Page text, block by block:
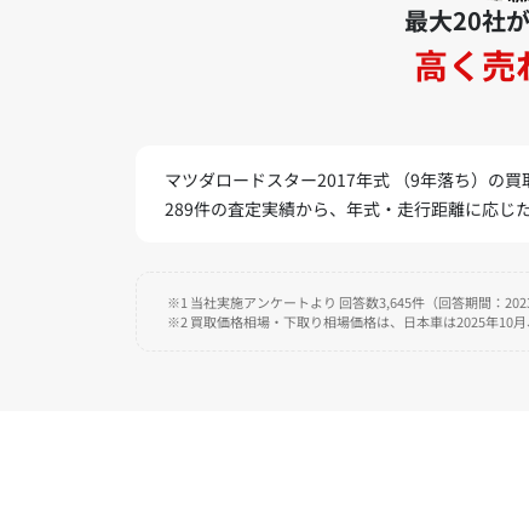
最大20社
高く売
マツダロードスター2017年式 （9年落ち）の
289件の査定実績から、年式・走行距離に応じ
※1 当社実施アンケートより 回答数3,645件（回答期間：
※2 買取価格相場・下取り相場価格は、日本車は2025年10